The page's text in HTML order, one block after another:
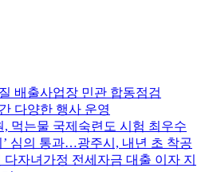
배출사업장 민관 합동점검
다양한 행사 운영
먹는물 국제숙련도 시험 최우수
’ 심의 통과…광주시, 내년 초 착공
자녀가정 전세자금 대출 이자 지